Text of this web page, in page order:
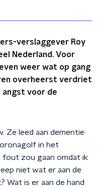
verslaggever Roy
Nederland. Voor
weer wat op gang
overheerst verdriet
angst voor de
Ze leed aan dementie
in het
zou gaan omdat ik
niet wat er aan de
Wat is er aan de hand